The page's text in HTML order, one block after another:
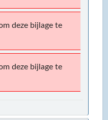
deze bijlage te
deze bijlage te